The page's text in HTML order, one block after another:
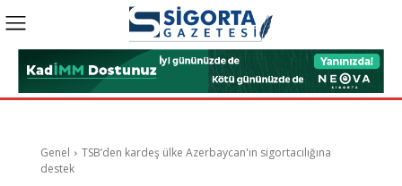
Genel
TSB’den kardeş ülke Azerbaycan'ın sigortacılığına
destek